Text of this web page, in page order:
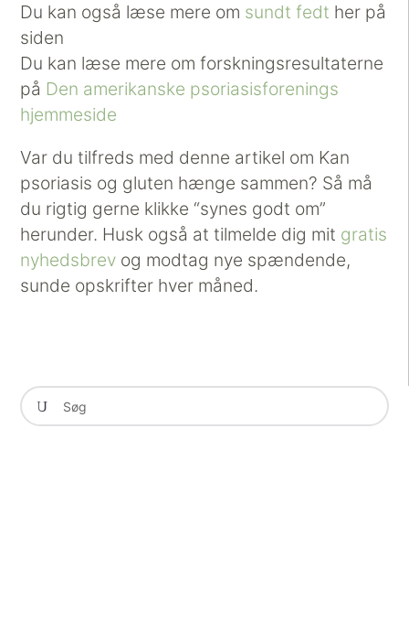
Du kan også læse mere om sundt fedt her på
siden
Du kan læse mere om forskningsresultaterne
på Den amerikanske psoriasisforenings
hjemmeside
Var du tilfreds med denne artikel om Kan
psoriasis og gluten hænge sammen? Så må
du rigtig gerne klikke “synes godt om”
herunder. Husk også at tilmelde dig mit gratis
nyhedsbrev og modtag nye spændende,
sunde opskrifter hver måned.